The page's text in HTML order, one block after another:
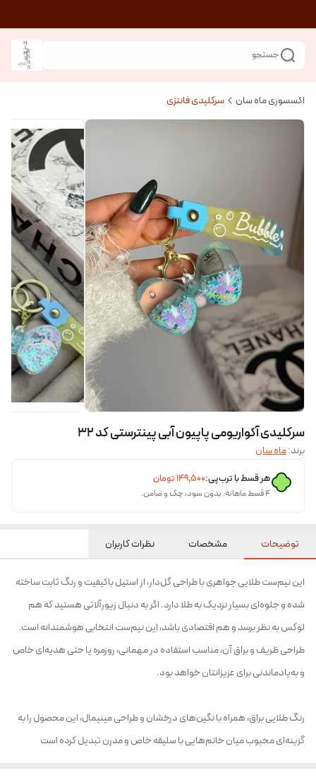
جستجو
اکسسوری ماه سان سرکلیدی فانتزی
سرکلیدی آکواریومی پاپیون آبی پینترستی کد ۳۲
برند:ماه سان
هر قسط با ترب‌پی:۱۴۹٬۵۰۰تومان
۴ قسط ماهانه. بدون سود، چک و ضامن.
توضیحات مشخصات نظرات کاربران
این نیم‌ست طلایی جواهری با طراحی گل‌دار، از استیل باکیفیت و رنگ ثابت ساخته
شده و جلوه‌ای بسیار نزدیک به طلا دارد. اگر به دنبال زیورآلاتی هستید که هم
لوکس به نظر برسد و هم اقتصادی باشد، این نیم‌ست انتخابی هوشمندانه است.
طراحی ظریف و براق آن، مناسب استفاده در مهمانی، روزمره یا حتی هدیه‌ای خاص
و به‌یادماندنی برای عزیزانتان خواهد بود.
رنگ طلایی براق، همراه با نگین‌های درخشان و طراحی مینیمال، این محصول را به
گزینه‌ای محبوب میان خانم‌هایی با سلیقه خاص و مدرن تبدیل کرده است